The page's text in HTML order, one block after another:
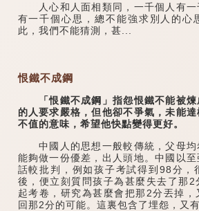
人心和人面相類同，一千個人有一
有一千個心思，總不能強求別人的心
此，我們不能猜測，甚...
恨鐵不成鋼
「恨鐵不成鋼」指怨恨鐵不能被煉
的人要求嚴格，但他卻不爭氣，未能
不值的意味，希望他快點變得更好。
中國人的思想一般較傳統，父母均
能夠做一份優差，出人頭地。中國以
話較批判，例如孩子考試得到98分，
後，便立刻質問孩子為甚麼失去了那2
起考卷，研究為甚麼會把那2分丟掉，
回那2分的可能。這裏包含了埋怨，又